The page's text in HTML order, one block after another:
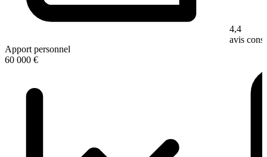
Apport personnel
60 000 €
4,4
avis